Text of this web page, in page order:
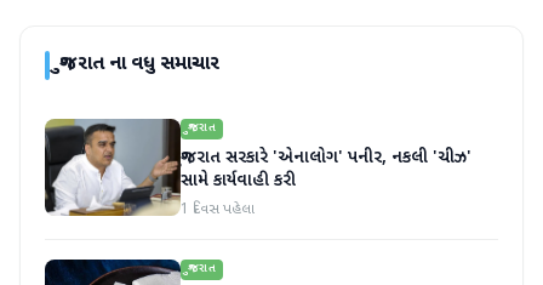
ગુજરાતના વધુ સમાચાર
ગુજરાત
ગુજરાત સરકારે 'એનાલોગ' પનીર, નકલી 'ચીઝ'
સામે કાર્યવાહી કરી
1 દિવસ પહેલા
ગુજરાત